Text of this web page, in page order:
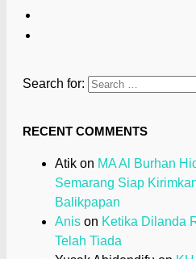
Search for:
RECENT COMMENTS
Atik on MA Al Burhan
Semarang Siap
Balikpapan
Anis on Ketika Dilanda
Telah Tiada